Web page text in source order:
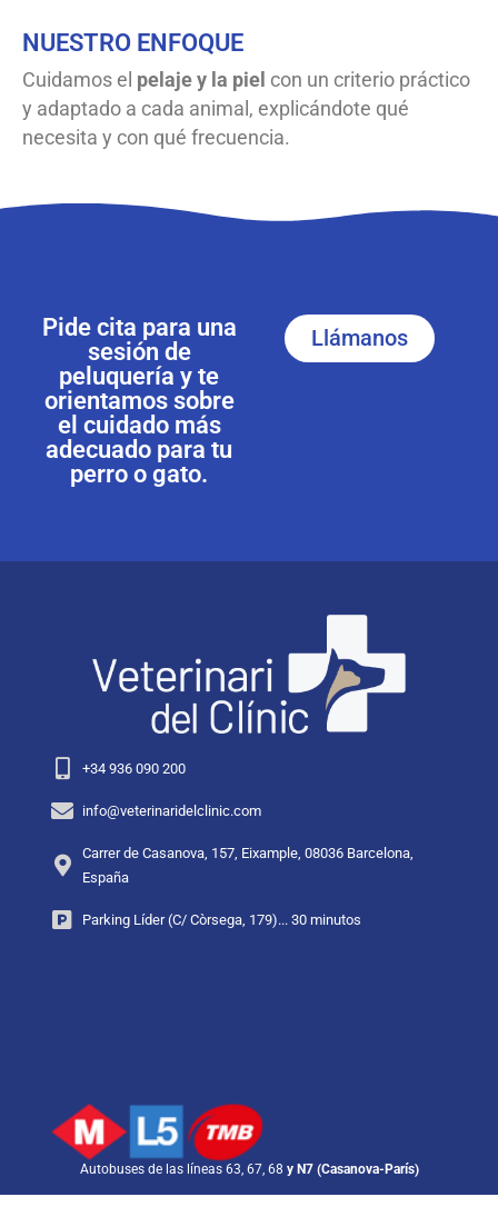
NUESTRO ENFOQUE
Cuidamos el pelaje y la piel con un criterio práctico
y adaptado a cada animal, explicándote qué
necesita y con qué frecuencia.
Pide cita para una
sesión de
peluquería y te
orientamos sobre
el cuidado más
adecuado para tu
perro o gato.
Llámanos
+34 936 090 200
info@veterinaridelclinic.com
Carrer de Casanova, 157, Eixample, 08036 Barcelona,
España
Parking Líder (C/ Còrsega, 179)... 30 minutos
Autobuses de las líneas 63, 67, 68 y N7 (Casanova-París)